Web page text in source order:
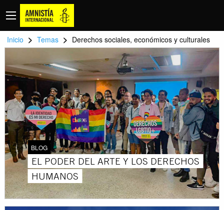
Inicio > Temas > Derechos sociales, económicos y culturales
BLOG
EL PODER DEL ARTE Y LOS DERECHOS
HUMANOS